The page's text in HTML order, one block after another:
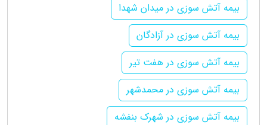
بیمه آتش سوزی در میدان شهدا
بیمه آتش سوزی در آزادگان
بیمه آتش سوزی در هفت تیر
بیمه آتش سوزی در محمدشهر
بیمه آتش سوزی در شهرک بنفشه